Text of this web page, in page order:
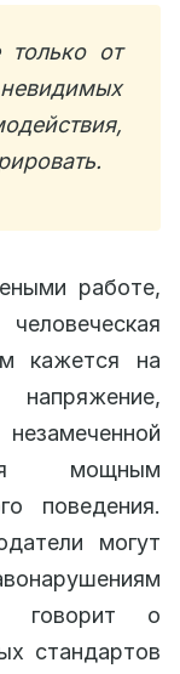
от
работе,
кажется на
мощным
поведения.
могут
говорит о
стандартов